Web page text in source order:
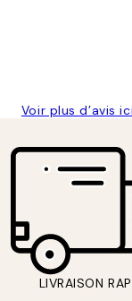
Voir plus d’avis ici
LIVRAISON